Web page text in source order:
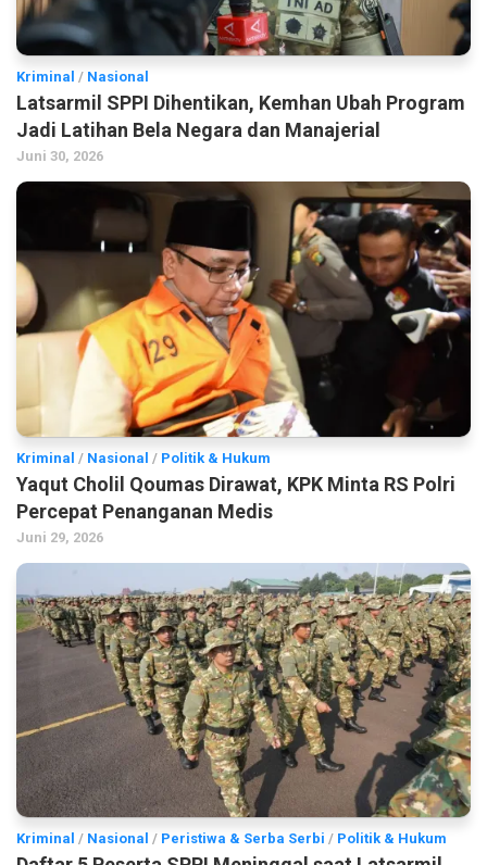
Kriminal / Nasional
Latsarmil SPPI Dihentikan, Kemhan Ubah Program
Jadi Latihan Bela Negara dan Manajerial
Juni 30, 2026
Kriminal / Nasional / Politik & Hukum
Yaqut Cholil Qoumas Dirawat, KPK Minta RS Polri
Percepat Penanganan Medis
Juni 29, 2026
Kriminal / Nasional / Peristiwa & Serba Serbi / Politik & Hukum